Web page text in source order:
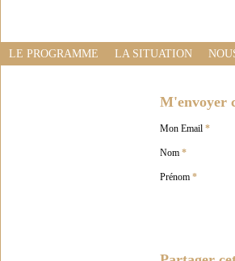
LE PROGRAMME LA SITUATION
M'envoyer
Mon Email *
Nom *
Prénom *